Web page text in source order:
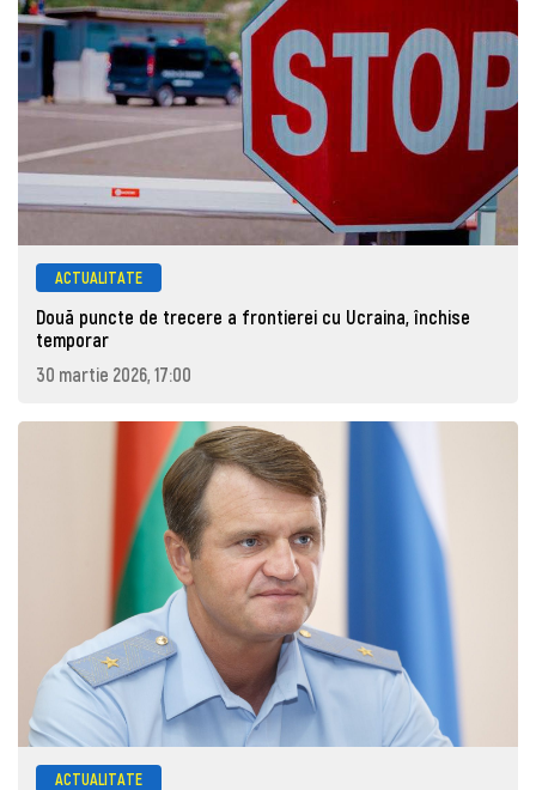
ACTUALITATE
Două puncte de trecere a frontierei cu Ucraina, închise
temporar
30 martie 2026, 17:00
ACTUALITATE